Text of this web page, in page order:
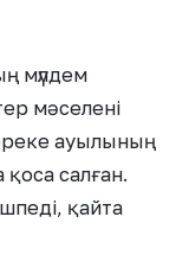
мүлдем
мәселені
ауылының
салған.
қайта